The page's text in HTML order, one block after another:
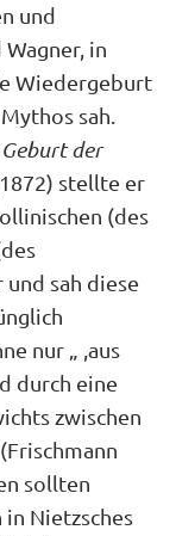
und
in
Wiedergeburt
sah.
der
stellte er
(des
sah diese
nur „ ,aus
durch eine
zwischen
sollten
in Nietzsches